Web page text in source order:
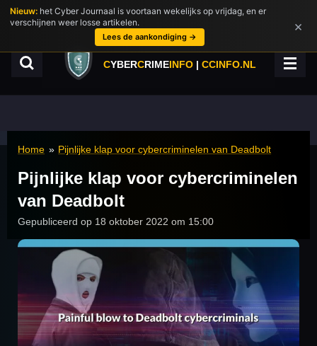
Ga
direct
hoofdinhoud
CYBERCRIMEINFO | CCINFO.NL
Home » Pijnlijke klap voor cybercriminelen van Deadbolt
Pijnlijke klap voor cybercriminelen
van Deadbolt
Gepubliceerd op 18 oktober 2022 om 15:00
Nieuw: het Cyber Journaal is voortaan wekelijks op vrijdag, en er
verschijnen weer losse artikelen.
Lees de aankondiging →
×